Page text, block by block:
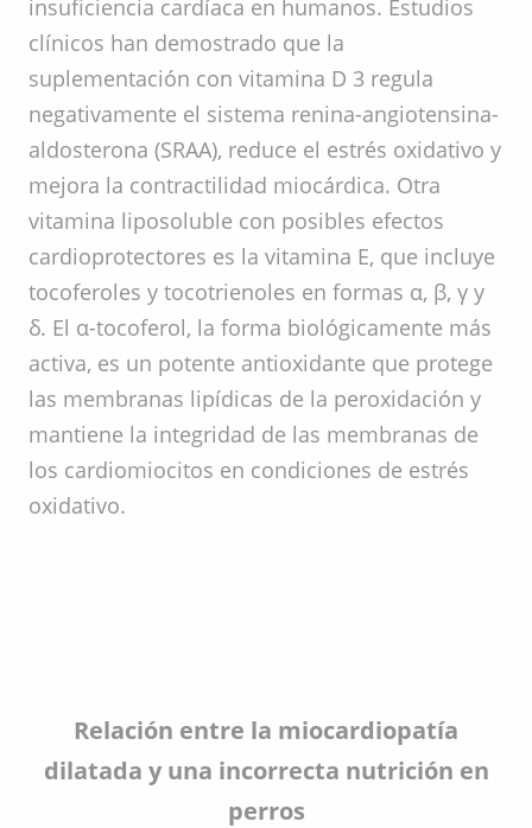
insuficiencia cardíaca en humanos. Estudios
clínicos han demostrado que la
suplementación con vitamina D 3 regula
negativamente el sistema renina-angiotensina-
aldosterona (SRAA), reduce el estrés oxidativo y
mejora la contractilidad miocárdica. Otra
vitamina liposoluble con posibles efectos
cardioprotectores es la vitamina E, que incluye
tocoferoles y tocotrienoles en formas α, β, γ y
δ. El α-tocoferol, la forma biológicamente más
activa, es un potente antioxidante que protege
las membranas lipídicas de la peroxidación y
mantiene la integridad de las membranas de
los cardiomiocitos en condiciones de estrés
oxidativo.
Relación entre la miocardiopatía
dilatada y una incorrecta nutrición en
perros